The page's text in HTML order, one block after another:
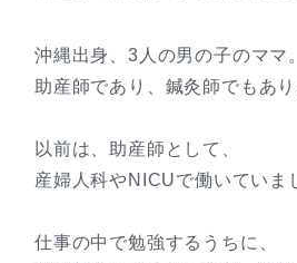
沖縄出身、3人の男の子のママ。
助産師であり、鍼灸師でもあり
以前は、助産師として、
産婦人科やNICUで働いていま
仕事の中で勉強するうちに、